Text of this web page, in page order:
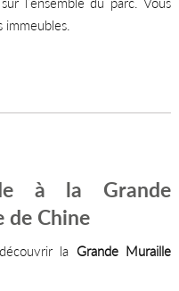
à la Grande
de Chine
la Grande Muraille